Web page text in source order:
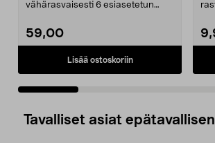
vähärasvaisesti 6 esiasetetun
59,00
Lisää ostoskoriin
Tavalliset asiat